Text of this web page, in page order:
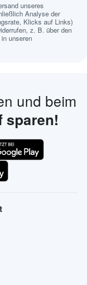
unseres
Analyse der
Klicks auf Links)
z. B. über den
unseren
und beim
sparen!